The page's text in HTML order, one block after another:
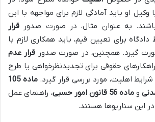
وکیل او باید آمادگی لازم برای مواجهه با این
به عنوان مثال، در صورت صدور قرار
برای تعیین قیم، باید همکاری لازم با
گیرد. همچنین، در صورت صدور قرار عدم
حقوقی برای تجدیدنظرخواهی یا طرح
اهلیت، مورد بررسی قرار گیرد.
ماده 105
و ماده 56 قانون امور حسبی
، راهنمای عمل
این سناریوها هستند.